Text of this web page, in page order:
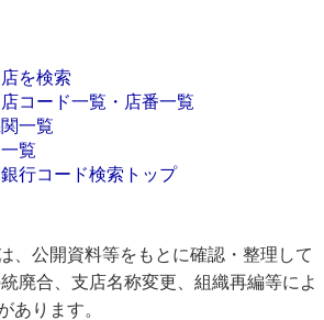
を検索
コード一覧・店番一覧
一覧
覧
行コード検索トップ
、公開資料等をもとに確認・整理して
廃合、支店名称変更、組織再編等によ
あります。